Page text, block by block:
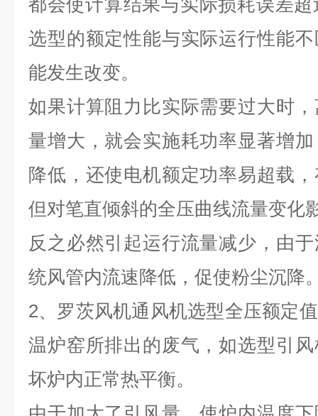
都会使计算结果与实际损耗误差
选型的额定性能与实际运行性能
能发生改变。
如果计算阻力比实际需要过大时
量增大，就会实施耗功率显著增
降低，还使电机额定功率易超载
但对笔直倾斜的全压曲线流量变化
反之必然引起运行流量减少，由
统风管内流速降低，促使粉尘沉降
2、罗茨风机通风机选型全压额定
温炉窑所排出的废气，如选型引
坏炉内正常热平衡。